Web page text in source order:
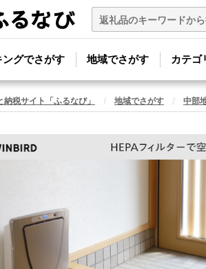
ングでさがす 地域でさがす カテゴ
納税サイト「ふるなび」 地域でさがす 中部